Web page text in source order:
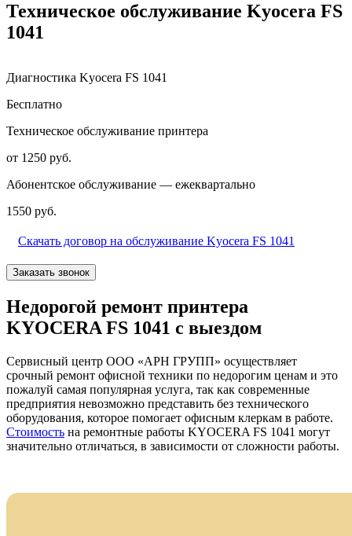
Техническое обслуживание Kyocera FS
1041
Диагностика Kyocera FS 1041
Бесплатно
Техническое обслуживание принтера
от 1250 руб.
Абонентское обслуживание — ежеквартально
1550 руб.
Скачать договор на обслуживание Kyocera FS 1041
Заказать звонок
Недорогой ремонт принтера
KYOCERA FS 1041 с выездом
Сервисный центр ООО «АРН ГРУПП» осуществляет
срочный ремонт офисной техники по недорогим ценам и это
пожалуй самая популярная услуга, так как современные
предприятия невозможно представить без технического
оборудования, которое помогает офисным клеркам в работе.
Стоимость на ремонтные работы KYOCERA FS 1041 могут
значительно отличаться, в зависимости от сложности работы.